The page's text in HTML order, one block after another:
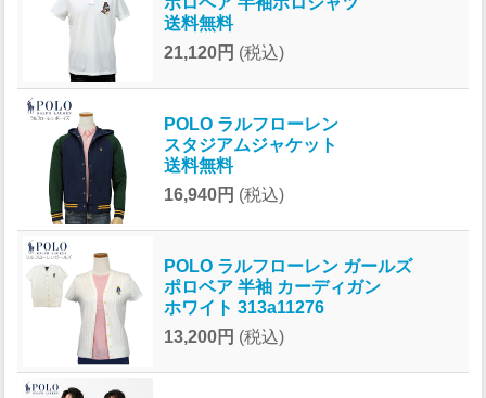
送料無料
21,120円 (税込)
POLO ラルフローレン
スタジアムジャケット
送料無料
16,940円 (税込)
POLO ラルフローレン ガールズ
ポロベア 半袖 カーディガン
ホワイト 313a11276
13,200円 (税込)